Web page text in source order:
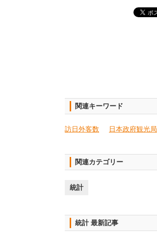
関連キーワード
訪日外客数 日本政府観光局
関連カテゴリー
統計
統計 最新記事